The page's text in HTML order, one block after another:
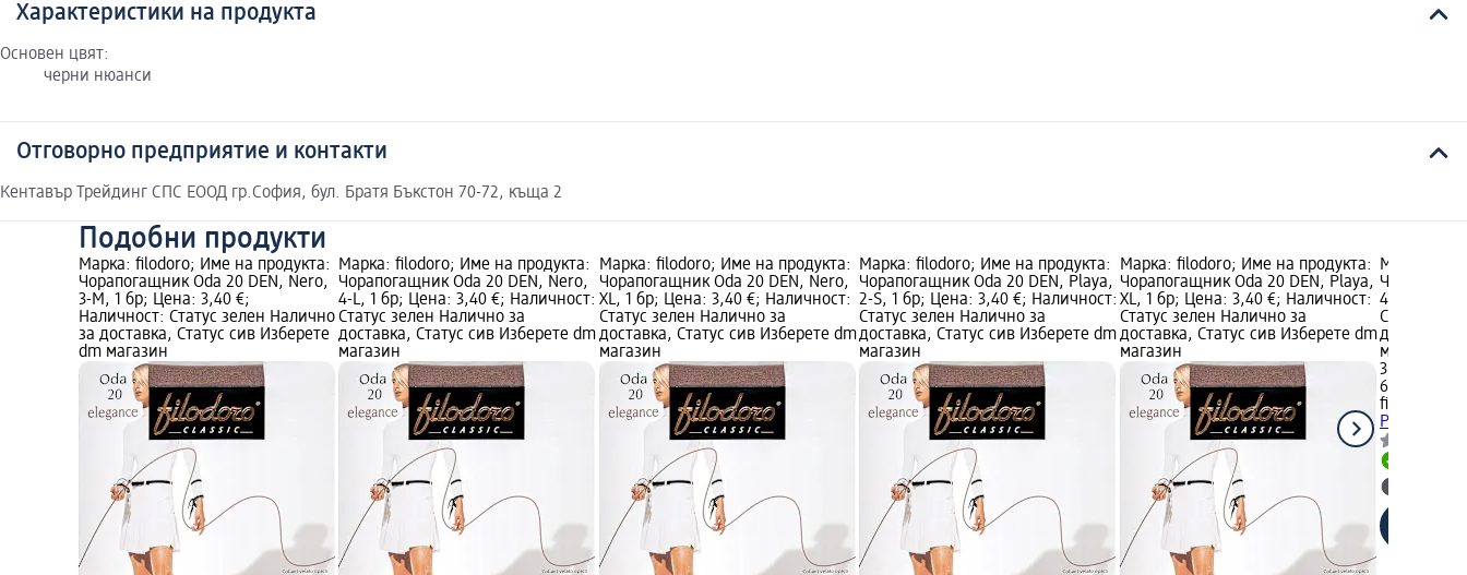
Характеристики на продукта
Основен цвят:
черни нюанси
Отговорно предприятие и контакти
Кентавър Трейдинг СПС ЕООД гр.София, бул. Братя Бъкстон 70-72, къща 2
Подобни продукти
Марка: filodoro; Име на продукта:
Чорапогащник Oda 20 DEN, Nero,
3-M, 1 бр; Цена: 3,40 €;
Наличност: Статус зелен Налично
за доставка, Статус сив Изберете
dm магазин
Марка: filodoro; Име на продукта:
Чорапогащник Oda 20 DEN, Nero,
4-L, 1 бр; Цена: 3,40 €; Наличност:
Статус зелен Налично за
доставка, Статус сив Изберете dm
магазин
Марка: filodoro; Име на продукта:
Чорапогащник Oda 20 DEN, Nero,
XL, 1 бр; Цена: 3,40 €; Наличност:
Статус зелен Налично за
доставка, Статус сив Изберете dm
магазин
Марка: filodoro; Име на продукта:
Чорапогащник Oda 20 DEN, Playa,
2-S, 1 бр; Цена: 3,40 €; Наличност:
Статус зелен Налично за
доставка, Статус сив Изберете dm
магазин
Марка: filodoro; Име на продукта:
Чорапогащник Oda 20 DEN, Playa,
XL, 1 бр; Цена: 3,40 €; Наличност:
Статус зелен Налично за
доставка, Статус сив Изберете dm
магазин
Марка:
4-L, 1 бр;
Статус
доставка,
магазин
3,40 €
6,65 лв.
filodoro
Playa, 4-L,